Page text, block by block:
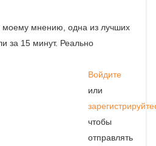
моему мнению, одна из лучших
за 15 минут. Реально
Войдите
или
чтобы
отправлять